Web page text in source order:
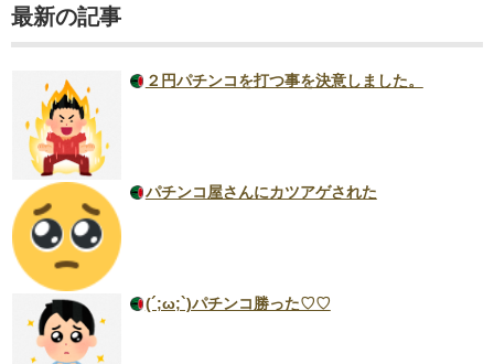
最新の記事
２円パチンコを打つ事を決意しました。
パチンコ屋さんにカツアゲされた
(´;ω;`)パチンコ勝った♡♡